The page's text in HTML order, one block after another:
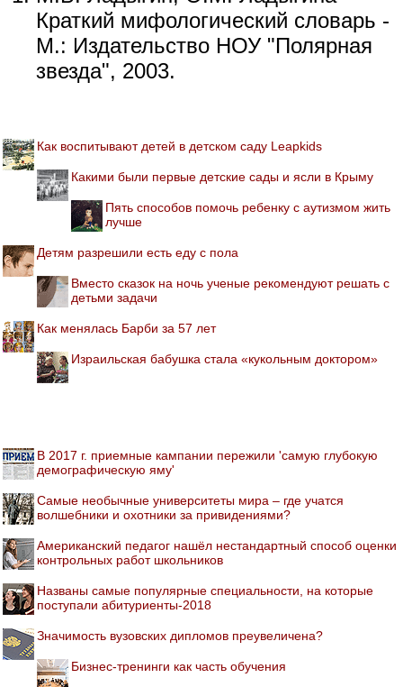
Краткий мифологический словарь -
М.: Издательство НОУ "Полярная
звезда", 2003.
Как воспитывают детей в детском саду Leapkids
Какими были первые детские сады и ясли в Крыму
Пять способов помочь ребенку с аутизмом жить
лучше
Детям разрешили есть еду с пола
Вместо сказок на ночь ученые рекомендуют решать с
детьми задачи
Как менялась Барби за 57 лет
Израильская бабушка стала «кукольным доктором»
В 2017 г. приемные кампании пережили 'самую глубокую
демографическую яму'
Самые необычные университеты мира – где учатся
волшебники и охотники за привидениями?
Американский педагог нашёл нестандартный способ оценки
контрольных работ школьников
Названы самые популярные специальности, на которые
поступали абитуриенты-2018
Значимость вузовских дипломов преувеличена?
Бизнес-тренинги как часть обучения